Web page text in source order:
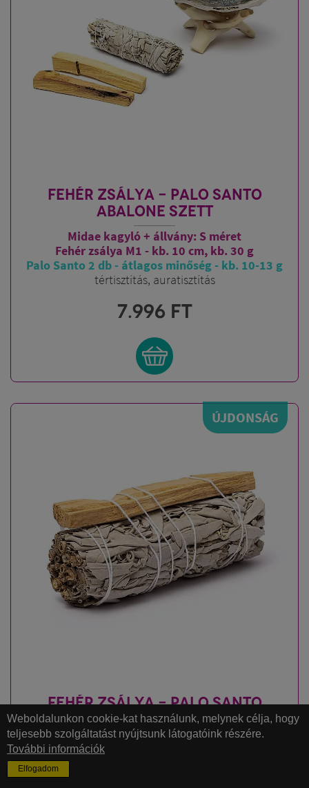
FEHÉR ZSÁLYA - PALO SANTO
ABALONE SZETT
Midae kagyló + állvány: S méret
Fehér zsálya M1 - kb. 10 cm, kb. 30 g
Palo Santo 2 db - átlagos minőség - kb. 10-13 g
tértisztítás, auratisztítás
7.996 FT
ÚJDONSÁG
FEHÉR ZSÁLYA - PALO SANTO
KÖTEG
M - kb. 10-12 cm, kb. 30-40 g
Salvia apiana - Bursera graveolens
Weboldalunkon cookie-kat használunk, melynek célja, hogy
teljesebb szolgáltatást nyújtsunk látogatóink részére.
További információk
Elfogadom